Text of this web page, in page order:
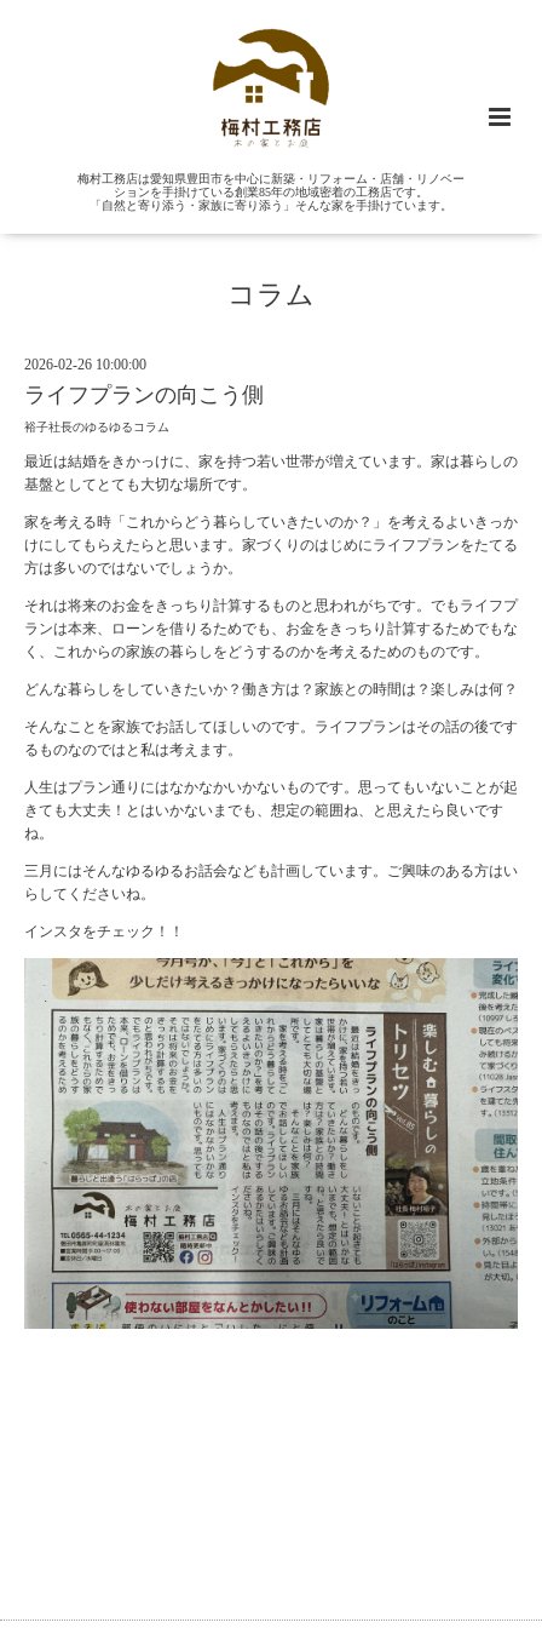
梅村工務店は愛知県豊田市を中心に新築・リフォーム・店舗・リノベー
ションを手掛けている創業85年の地域密着の工務店です。
「自然と寄り添う・家族に寄り添う」そんな家を手掛けています。
コラム
2026-02-26 10:00:00
ライフプランの向こう側
裕子社長のゆるゆるコラム
最近は結婚をきかっけに、家を持つ若い世帯が増えています。家は暮らしの
基盤としてとても大切な場所です。
家を考える時「これからどう暮らしていきたいのか？」を考えるよいきっか
けにしてもらえたらと思います。家づくりのはじめにライフプランをたてる
方は多いのではないでしょうか。
それは将来のお金をきっちり計算するものと思われがちです。でもライフプ
ランは本来、ローンを借りるためでも、お金をきっちり計算するためでもな
く、これからの家族の暮らしをどうするのかを考えるためのものです。
どんな暮らしをしていきたいか？働き方は？家族との時間は？楽しみは何？
そんなことを家族でお話してほしいのです。ライフプランはその話の後です
るものなのではと私は考えます。
人生はプラン通りにはなかなかいかないものです。思ってもいないことが起
きても大丈夫！とはいかないまでも、想定の範囲ね、と思えたら良いです
ね。
三月にはそんなゆるゆるお話会なども計画しています。ご興味のある方はい
らしてくださいね。
インスタをチェック！！